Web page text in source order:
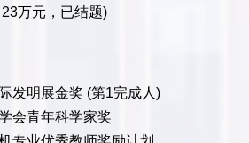
万元，已结题)
发明展金奖 (第1完成人)
会青年科学家奖